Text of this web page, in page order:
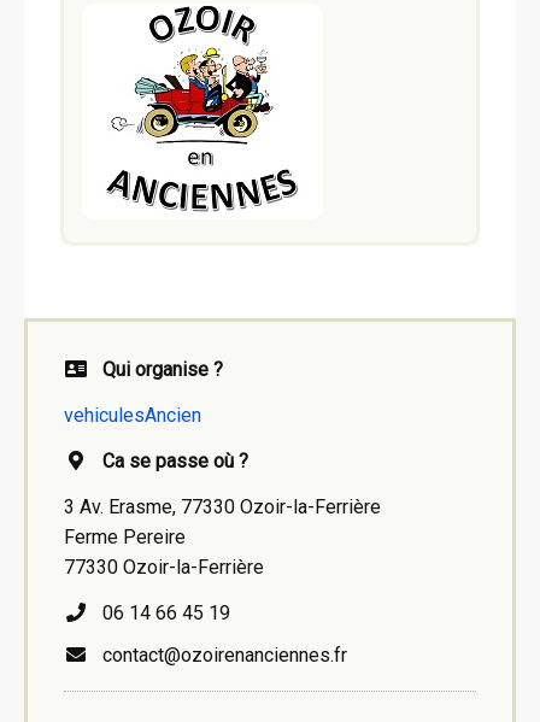
Qui organise ?
vehiculesAncien
Ca se passe où ?
3 Av. Erasme, 77330 Ozoir-la-Ferrière
Ferme Pereire
77330 Ozoir-la-Ferrière
06 14 66 45 19
contact@ozoirenanciennes.fr